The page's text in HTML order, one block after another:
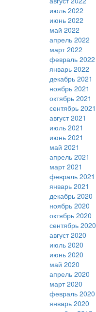
июль 2022
июнь 2022
май 2022
апрель 2022
март 2022
февраль 2022
январь 2022
декабрь 2021
ноябрь 2021
октябрь 2021
сентябрь 2021
август 2021
июль 2021
июнь 2021
май 2021
апрель 2021
март 2021
февраль 2021
январь 2021
декабрь 2020
ноябрь 2020
октябрь 2020
сентябрь 2020
август 2020
июль 2020
июнь 2020
май 2020
апрель 2020
март 2020
февраль 2020
январь 2020